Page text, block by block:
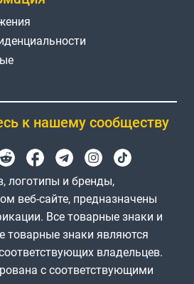
к нашему сообществу
логотипы и бренды,
веб-сайте, предназначены
Все товарные знаки и
товарные знаки являются
владельцев.
с соответствующими